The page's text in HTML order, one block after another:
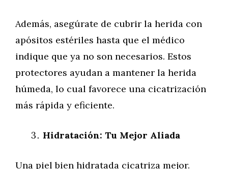
Además, asegúrate de cubrir la herida con
apósitos estériles hasta que el médico
indique que ya no son necesarios. Estos
protectores ayudan a mantener la herida
húmeda, lo cual favorece una cicatrización
más rápida y eficiente.
Hidratación: Tu Mejor Aliada
Una piel bien hidratada cicatriza mejor.